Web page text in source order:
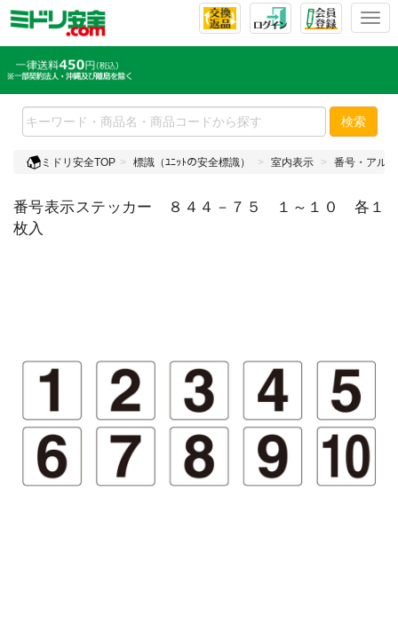
T
l
e
n
v
g
検索
ミドリ安全TOP 標識（ﾕﾆｯﾄの安全標識） 室内表示 番号・アル
番号表示ステッカー ８４４－７５ １～１０ 各１
枚入